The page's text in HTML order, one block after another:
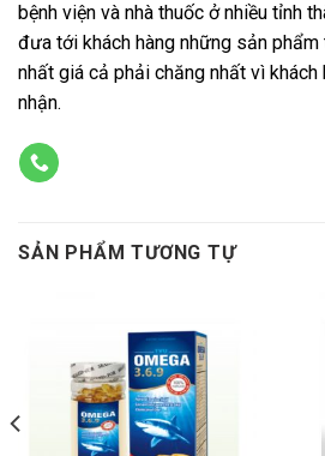
bệnh viện và nhà thuốc ở nhiều tỉnh
đưa tới khách hàng những sản
nhất giá cả phải chăng nhất vì
nhận.
SẢN PHẨM TƯƠNG TỰ